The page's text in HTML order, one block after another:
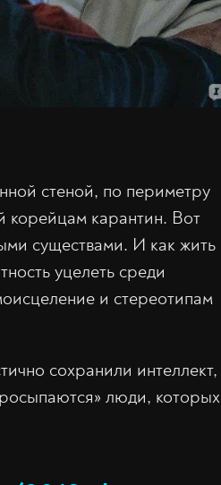
стеной, по периметру
корейцам карантин. Вот
существами. И как жить
уцелеть среди
и стереотипам
сохранили интеллект,
люди, которых